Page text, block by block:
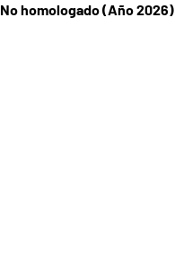
No homologado (Año 2026)